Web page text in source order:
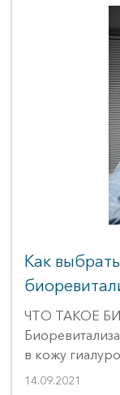
..убрать
..красивую
..гладкую кожу
..выглядеть
..убрать
..продлить
Врачи
Статьи
Поиск
Юридическая
Как
ЧТО ТАКОЕ
в кожу
14.09.2021